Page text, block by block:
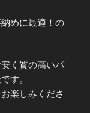
めに最適！の
く質の高いパ
す。
楽しみくださ